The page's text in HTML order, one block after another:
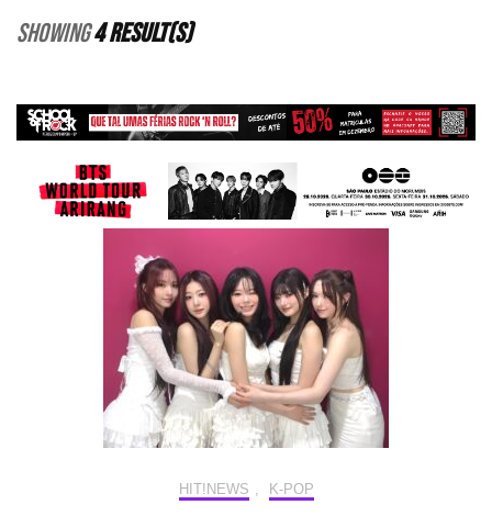
Showing4 Result(s)
HIT!NEWS K-POP